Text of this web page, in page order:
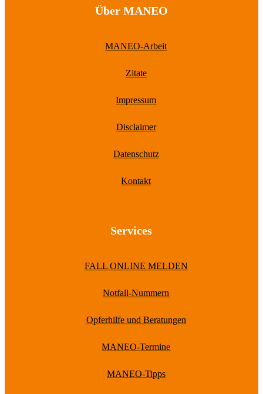
Über MANEO
MANEO-Arbeit
Zitate
Impressum
Disclaimer
Datenschutz
Kontakt
Services
FALL ONLINE MELDEN
Notfall-Nummern
Opferhilfe und Beratungen
MANEO-Termine
MANEO-Tipps